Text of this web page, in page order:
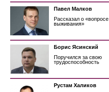
Павел Малков
Рассказал о «вопросе
выживания»
Борис Ясинский
Поручился за свою
трудоспособность
Рустам Халиков